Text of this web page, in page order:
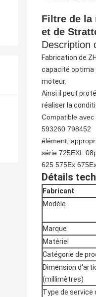
Filtre de la
et de
Description
Fabrication de
capacité optima
moteur.
Ainsi il peut
réaliser la
Compatible
593260 798452
élément,
série 725EXI.
625 575Ex
Détails
Fabricant
Modèle
Marque
Matériel
Catégorie de
Dimension
(millimètres)
Type de service